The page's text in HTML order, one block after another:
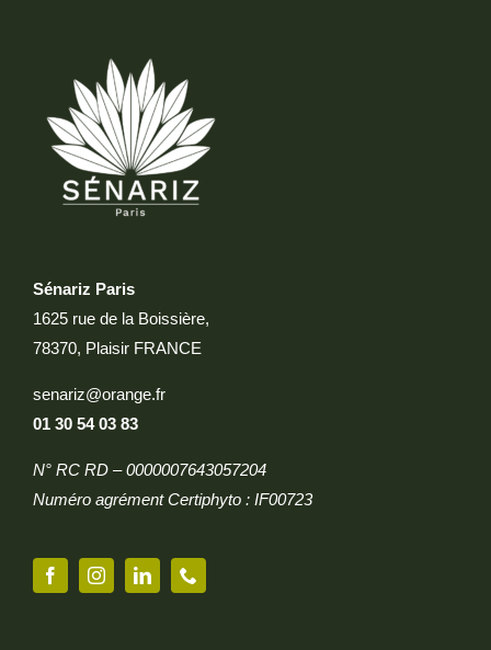
Sénariz Paris
1625 rue de la Boissière,
78370, Plaisir FRANCE
senariz@orange.fr
01 30 54 03 83
N° RC RD – 0000007643057204
Numéro agrément Certiphyto : IF00723